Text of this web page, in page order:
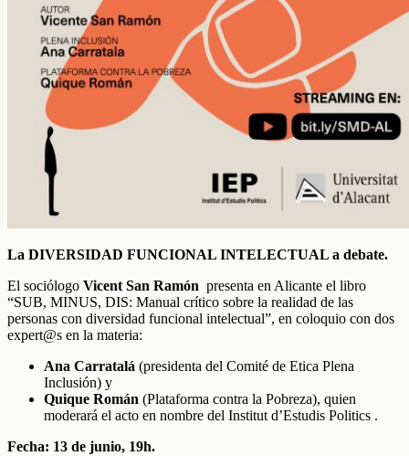
La DIVERSIDAD FUNCIONAL INTELECTUAL a debate.
El sociólogo Vicent San Ramón presenta en Alicante el libro
“SUB, MINUS, DIS: Manual crítico sobre la realidad de las
personas con diversidad funcional intelectual”, en coloquio con dos
expert@s en la materia:
Ana Carratalá (presidenta del Comité de Etica Plena
Inclusión) y
Quique Román (Plataforma contra la Pobreza), quien
moderará el acto en nombre del Institut d’Estudis Politics .
Fecha: 13 de junio, 19h.